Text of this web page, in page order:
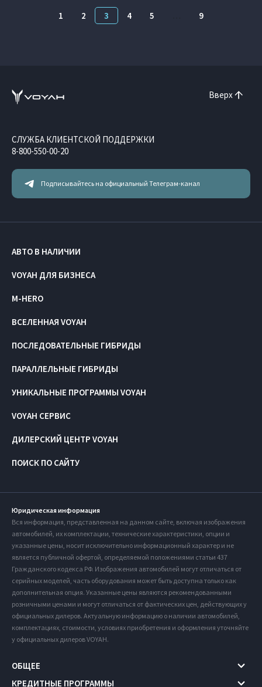
1 2 3 4 5 9
Вверх
Подписывайтесь на официальный Телеграм-канал
СЛУЖБА КЛИЕНТСКОЙ ПОДДЕРЖКИ
8-800-550-00-20
АВТО В НАЛИЧИИ
VOYAH ДЛЯ БИЗНЕСА
M-HERO
ПОИСК ПО САЙТУ
ВСЕЛЕННАЯ VOYAH
ПОСЛЕДОВАТЕЛЬНЫЕ ГИБРИДЫ
ПАРАЛЛЕЛЬНЫЕ ГИБРИДЫ
УНИКАЛЬНЫЕ ПРОГРАММЫ VOYAH
VOYAH СЕРВИС
ДИЛЕРСКИЙ ЦЕНТР VOYAH
Юридическая информация
Вся информация, представленная на данном сайте, включая изображения
автомобилей, их комплектации, технические характеристики, опции и
указанные цены, носит исключительно информационный характер и не
является публичной офертой, определяемой положениями статьи 437
Гражданского кодекса РФ. Изображения автомобилей могут отличаться от
серийных моделей, часть оборудования может быть доступна только как
дополнительная опция. Указанные цены являются рекомендованными
розничными ценами и могут отличаться от фактических цен, действующих у
официальных дилеров. Актуальную информацию о наличии автомобилей,
комплектациях, стоимости, условиях приобретения и оформления уточняйте
у официальных дилеров VOYAH.
ОБЩЕЕ
КРЕДИТНЫЕ ПРОГРАММЫ